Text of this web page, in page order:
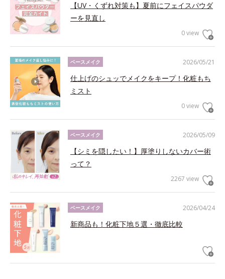
【UV・くずれ対策も】夏前にフェイスパウダ
ーを見直し
0 view
2026/05/21
ベースメイク
仕上げのシュッでメイクをキープ！化粧もち
ミスト
0 view
2026/05/09
ベースメイク
【シミを隠したい！】厚塗りしないカバー術
って？
2267 view
2026/04/24
ベースメイク
新商品も！化粧下地５選・徹底比較